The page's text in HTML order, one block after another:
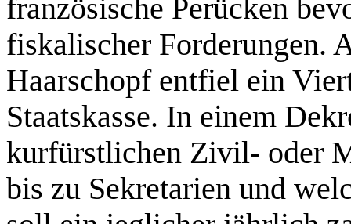
französische Perücken
fiskalischer Forderungen.
Haarschopf entfiel ein
Staatskasse. In einem
kurfürstlichen Zivil- oder
bis zu Sekretarien und